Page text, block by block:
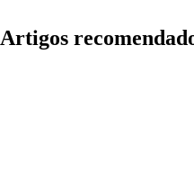
Artigos